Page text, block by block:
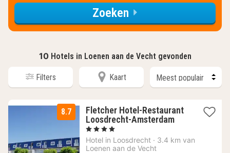
Zoeken
10 Hotels in Loenen aan de Vecht gevonden
Filters Kaart
8.7
Fletcher Hotel-Restaurant
Loosdrecht-Amsterdam1
vanaf
, 4 Sterren
Hotel in Loosdrecht · 3.4 km van
Loenen aan de Vecht